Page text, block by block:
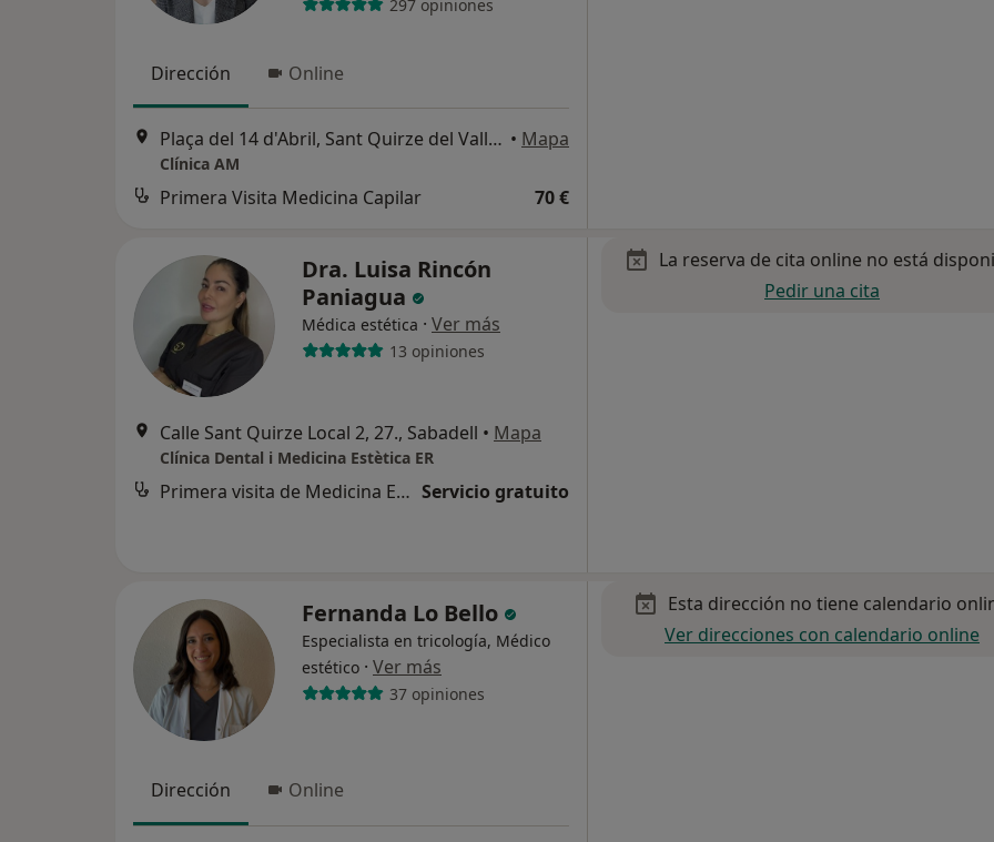
297 opiniones
Dirección Online
Plaça del 14 d'Abril, Sant Quirze del Vallès • Mapa
Clínica AM
Primera Visita Medicina Capilar 70 €
Dra. Luisa Rincón
Paniagua
Médica estética · Ver más
13 opiniones
Calle Sant Quirze Local 2, 27., Sabadell • Mapa
Clínica Dental i Medicina Estètica ER
Primera visita de Medicina Estética Servicio gratuito
La reserva de cita online no está
Pedir una cita
Fernanda Lo Bello
Especialista en tricología, Médico
estético · Ver más
37 opiniones
Dirección Online
Esta dirección no tiene calendario
Ver direcciones con calendario online